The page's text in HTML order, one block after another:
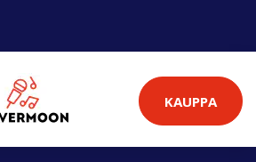
KAUPPA